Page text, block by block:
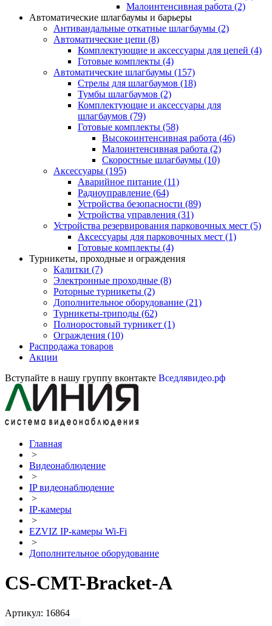
Малоинтенсивная работа (2)
Автоматические шлагбаумы и барьеры
Антивандальные откатные шлагбаумы (2)
Автоматические цепи (8)
Комплектующие и аксессуары для цепей (4)
Готовые комплекты (4)
Автоматические шлагбаумы (157)
Стрелы для шлагбаумов (18)
Тумбы шлагбаумов (2)
Комплектующие и аксессуары для
шлагбаумов (79)
Готовые комплекты (58)
Высокоинтенсивная работа (46)
Малоинтенсивная работа (2)
Скоростные шлагбаумы (10)
Аксессуары (195)
Аварийное питание (11)
Радиоуправление (64)
Устройства безопасности (89)
Устройства управления (31)
Устройства резервирования парковочных мест (5)
Аксессуары для парковочных мест (1)
Готовые комплекты (4)
Турникеты, проходные и ограждения
Калитки (7)
Электронные проходные (8)
Роторные турникеты (2)
Дополнительное оборудование (21)
Турникеты-триподы (62)
Полноростовый турникет (1)
Ограждения (10)
Распродажа товаров
Акции
Вступайте в нашу группу вконтакте Вседлявидео.рф
Главная
>
Видеонаблюдение
>
IP видеонаблюдение
>
IP-камеры
>
EZVIZ IP-камеры Wi-Fi
>
Дополнительное оборудование
CS-CMT-Bracket-A
Артикул: 16864